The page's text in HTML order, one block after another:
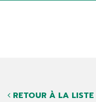
RETOUR À LA LISTE